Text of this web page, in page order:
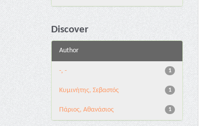
Discover
Author
1
-, -
1
Κυμινήτης, Σεβαστός
1
Πάριος, Αθανάσιος